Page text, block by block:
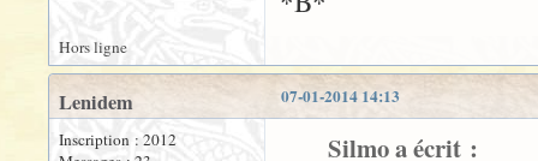
Hors ligne
07-01-2014 14:13
Lenidem
Inscription : 2012
Silmo a écrit :